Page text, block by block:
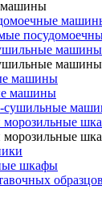
машины
машины
машины
машины
машины
сушильные
морозильные
морозильные
шкафы
образцов